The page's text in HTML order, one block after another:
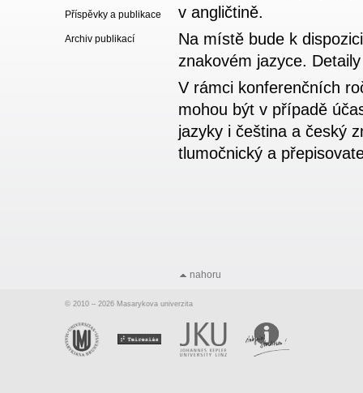
v angličtině.
Na místě bude k
znakovém jazyce.
V rámci konferenčních
mohou být v případě
jazyky i čeština a český
tlumočnický a
Příspěvky a publikace
Archiv publikací
nahoru
© 2010 – 2026 Masarykova univerzita